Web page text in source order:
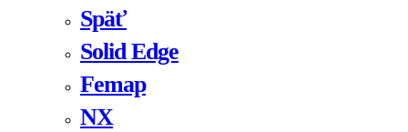
Späť
Solid Edge
Femap
NX